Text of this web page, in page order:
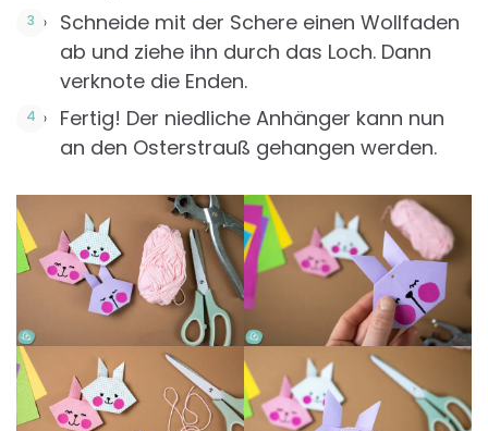
Schneide mit der Schere einen Wollfaden
ab und ziehe ihn durch das Loch. Dann
verknote die Enden.
Fertig! Der niedliche Anhänger kann nun
an den Osterstrauß gehangen werden.